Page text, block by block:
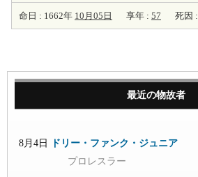
命日 : 1662年 10月05日 享年 : 57 死因 :
最近の物故者
8月4日
ドリー・ファンク・ジュニア
プロレスラー